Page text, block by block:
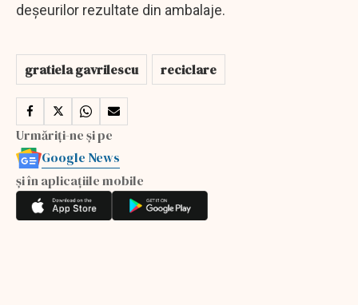
deşeurilor rezultate din ambalaje.
gratiela gavrilescu reciclare
Urmăriți-ne și pe
Google News
și în aplicațiile mobile